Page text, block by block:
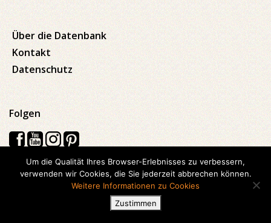
Über die Datenbank
Kontakt
Datenschutz
Folgen
Visos teisės saugomos © 2026 Kauno apskrities viešoji Ąžuolyno
Um die Qualität Ihres Browser-Erlebnisses zu verbessern,
verwenden wir Cookies, die Sie jederzeit abbrechen können.
Weitere Informationen zu Cookies
Zustimmen